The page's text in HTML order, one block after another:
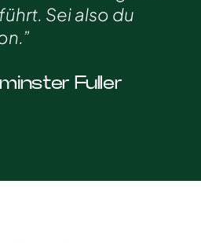
Sei also du
Fuller